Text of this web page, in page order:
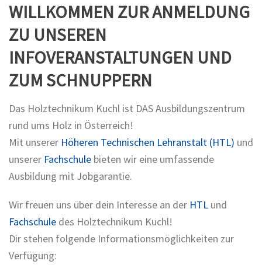
WILLKOMMEN ZUR ANMELDUNG
ZU UNSEREN
INFOVERANSTALTUNGEN UND
ZUM SCHNUPPERN
Das Holztechnikum Kuchl ist DAS Ausbildungszentrum
rund ums Holz in Österreich!
Mit unserer Höheren Technischen Lehranstalt (HTL) und
unserer Fachschule bieten wir eine umfassende
Ausbildung mit Jobgarantie.
Wir freuen uns über dein Interesse an der HTL und
Fachschule des Holztechnikum Kuchl!
Dir stehen folgende Informationsmöglichkeiten zur
Verfügung: